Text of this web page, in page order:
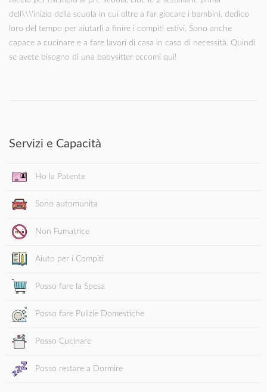
dell\\\'inizio della scuola in cui oltre a far giocare i bambini, dedico
loro del tempo per aiutarli a finire i compiti estivi. Sono anche
capace a cucinare e a fare lavori di casa in caso di necessità. Quindi
se avete bisogno di una babysitter eccomi qui!
Servizi e Capacità
Ho la Patente
Sono automunita
Non Fumatrice
Aiuto per i Compiti
Posso fare la Spesa
Posso fare Pulizie Domestiche
Posso Cucinare
Posso restare a Dormire